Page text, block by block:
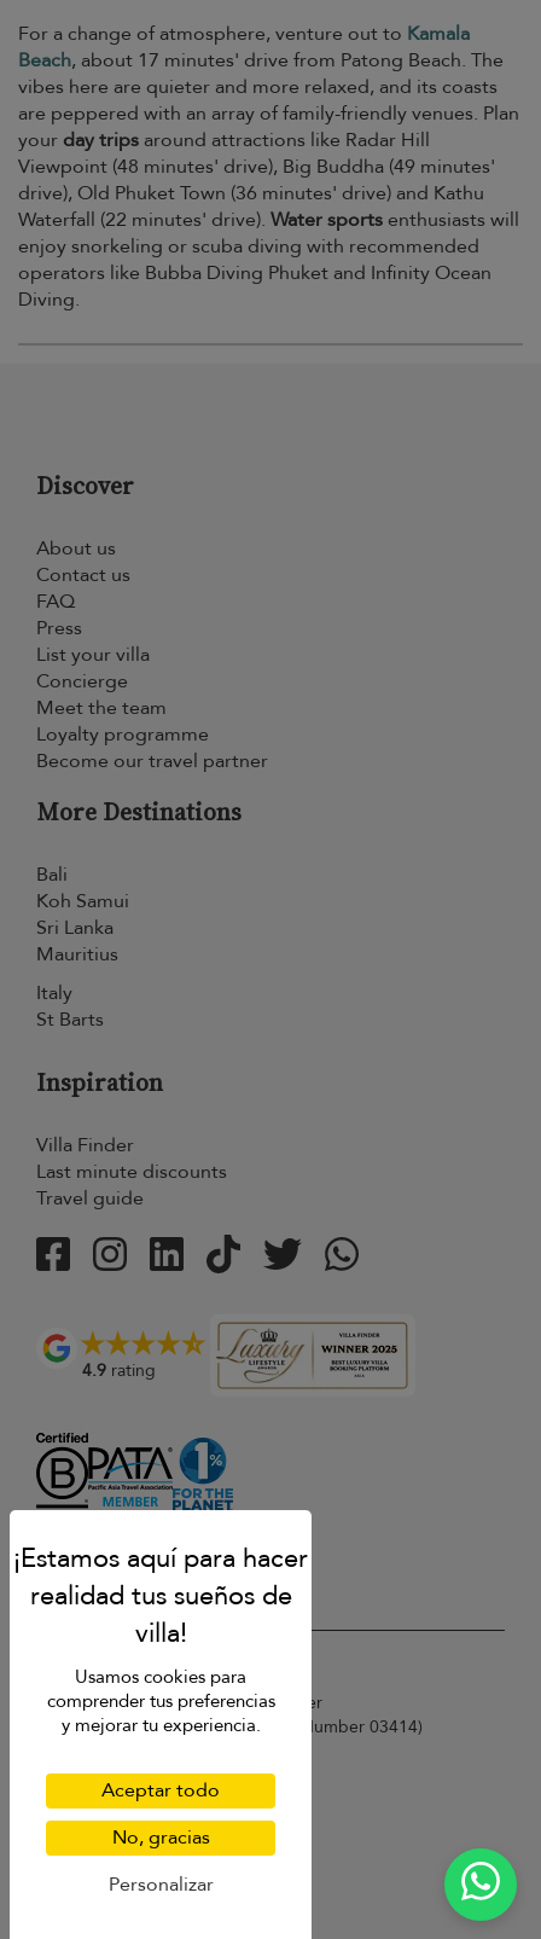
For a change of atmosphere, venture out to Kamala
Beach, about 17 minutes' drive from Patong Beach. The
vibes here are quieter and more relaxed, and its coasts
are peppered with an array of family-friendly venues. Plan
your day trips around attractions like Radar Hill
Viewpoint (48 minutes' drive), Big Buddha (49 minutes'
drive), Old Phuket Town (36 minutes' drive) and Kathu
Waterfall (22 minutes' drive). Water sports enthusiasts will
enjoy snorkeling or scuba diving with recommended
operators like Bubba Diving Phuket and Infinity Ocean
Diving.
Discover
About us
Contact us
FAQ
Press
List your villa
Concierge
Meet the team
Loyalty programme
Become our travel partner
More Destinations
Bali
Koh Samui
Sri Lanka
Mauritius
Italy
St Barts
Inspiration
Villa Finder
Last minute discounts
Travel guide
4.9 rating
USD $ es Español
Copyright © 2026 Phuket Villa Finder
Singapore Tourism Board (Licence Number 03414)
Privacy Policy
Cookies
Usamos cookies para
comprender tus preferencias
y mejorar tu experiencia.
Aceptar todo
No, gracias
Personalizar